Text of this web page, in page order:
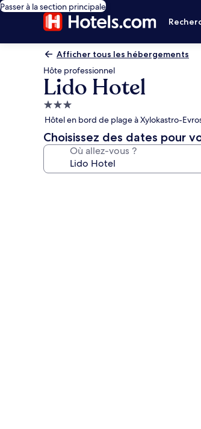
Passer à la section principale
Afficher tous les hébergements
Hôte professionnel
Lido Hotel
Hébergement
3.0 étoiles
Hôtel en bord de plage à Xylokastro-
Choisissez des dates pour
Où allez-vous ?